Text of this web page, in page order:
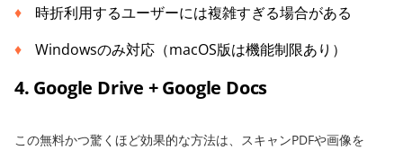
時折利用するユーザーには複雑すぎる場合がある
Windowsのみ対応（macOS版は機能制限あり）
4. Google Drive + Google Docs
この無料かつ驚くほど効果的な方法は、スキャンPDFや画像を